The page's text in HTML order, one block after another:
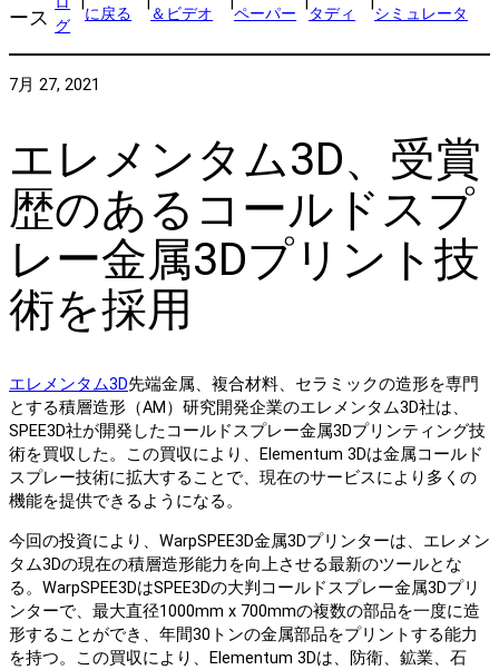
ース グ
に戻る ＆ビデオ ペーパー タディ シミュレータ
7月 27, 2021
エレメンタム3D、受賞
歴のあるコールドスプ
レー金属3Dプリント技
術を採用
エレメンタム3D先端金属、複合材料、セラミックの造形を専門
とする積層造形（AM）研究開発企業のエレメンタム3D社は、
SPEE3D社が開発したコールドスプレー金属3Dプリンティング技
術を買収した。この買収により、Elementum 3Dは金属コールド
スプレー技術に拡大することで、現在のサービスにより多くの
機能を提供できるようになる。
今回の投資により、WarpSPEE3D金属3Dプリンターは、エレメン
タム3Dの現在の積層造形能力を向上させる最新のツールとな
る。WarpSPEE3DはSPEE3Dの大判コールドスプレー金属3Dプリ
ンターで、最大直径1000mm x 700mmの複数の部品を一度に造
形することができ、年間30トンの金属部品をプリントする能力
を持つ。この買収により、Elementum 3Dは、防衛、鉱業、石